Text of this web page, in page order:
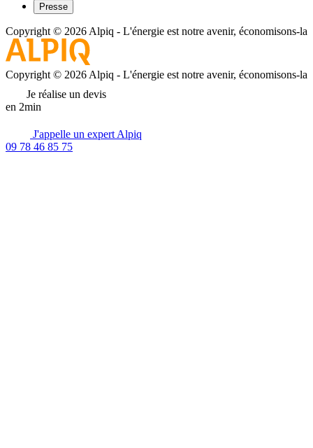
Presse
Copyright © 2026 Alpiq - L'énergie est notre avenir, économisons-la
Copyright © 2026 Alpiq - L'énergie est notre avenir, économisons-la
Je réalise un devis
en 2min
J'appelle un expert Alpiq
09 78 46 85 75